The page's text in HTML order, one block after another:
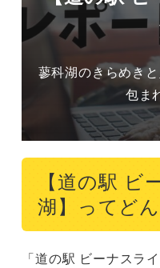
蓼科湖のきらめき
包ま
【道の駅 ビ
湖】ってど
「道の駅 ビーナスラ